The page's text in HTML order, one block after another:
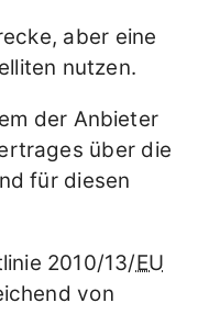
aber eine
nutzen.
der Anbieter
über die
für diesen
2010/13/EU
von